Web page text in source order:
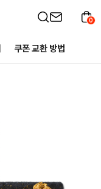
쿠폰 교환 방법
0